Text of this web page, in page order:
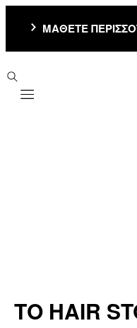
ΜΑΘΕΤΕ
Mobile navigation
ΤΟ HAIR